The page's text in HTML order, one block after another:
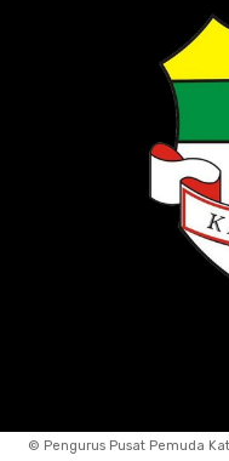
© Pengurus Pusat Pemuda